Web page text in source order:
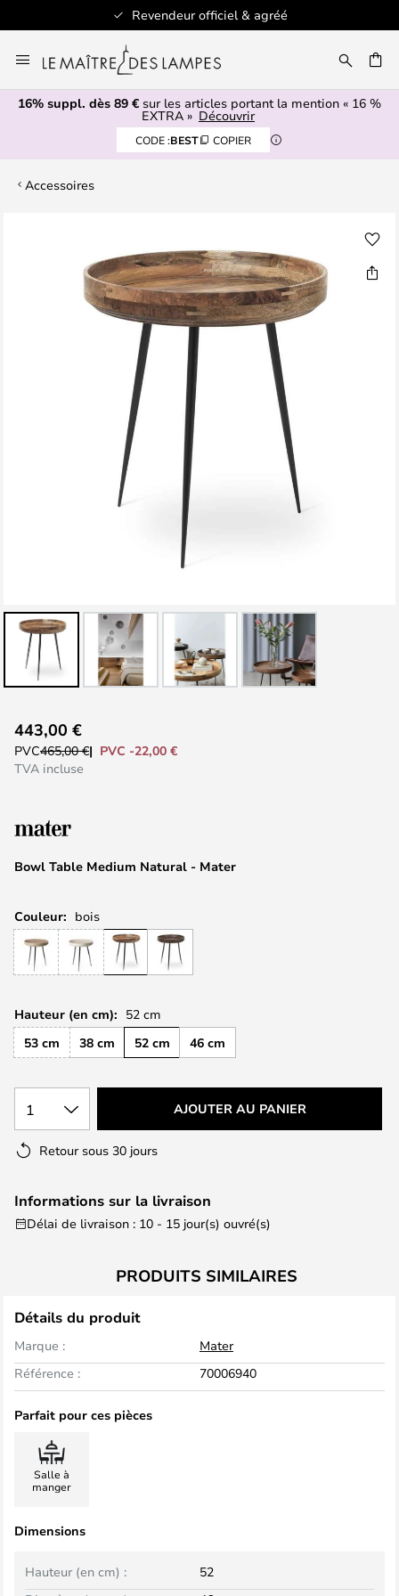
Revendeur officiel & agréé
au
contenu
16% suppl. dès 89 € sur les articles portant la mention « 16 %
EXTRA » Découvrir
CODE :BEST COPIER
Accessoires
to
the
the
gallery
Bowl Table Medium Natural - Mater
443,00 €
PVC465,00 €
PVC -22,00 €
TVA incluse
Couleur: bois
Hauteur (en cm): 52 cm
53 cm
38 cm 52 cm 46 cm
1 AJOUTER AU PANIER
Retour sous 30 jours
Informations sur la livraison
Délai de livraison : 10 - 15 jour(s) ouvré(s)
PRODUITS SIMILAIRES
Détails du produit
Marque :
Mater
Référence :
70006940
Parfait pour ces pièces
Salle à
manger
Dimensions
Hauteur (en cm) :
52